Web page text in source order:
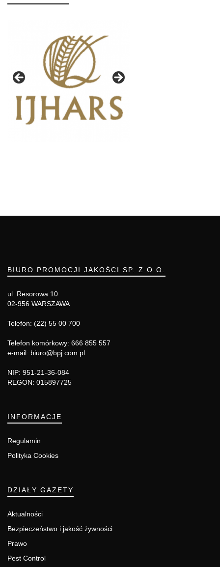
BIURO PROMOCJI JAKOŚCI SP. Z O.O.
ul. Resorowa 10
02-956 WARSZAWA
Telefon: (22) 55 00 700
Telefon komórkowy: 666 855 557
e-mail: biuro@bpj.com.pl
NIP: 951-21-36-084
REGON: 015897725
INFORMACJE
Regulamin
Polityka Cookies
DZIAŁY GAZETY
Aktualności
Bezpieczeństwo i jakość żywności
Prawo
Pest Control